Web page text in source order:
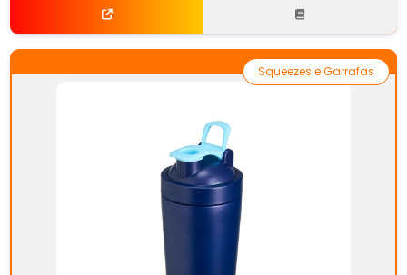
Squeezes e Garrafas